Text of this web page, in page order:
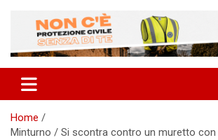
La Cronaca Quotidiano
Home
Minturno / Si scontra contro un muretto con